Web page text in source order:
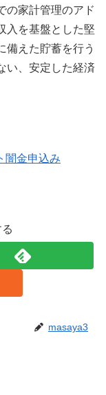
の家計管理のアド
入を基盤とした堅
備えた貯蓄を行う
い、安定した経済
masaya3